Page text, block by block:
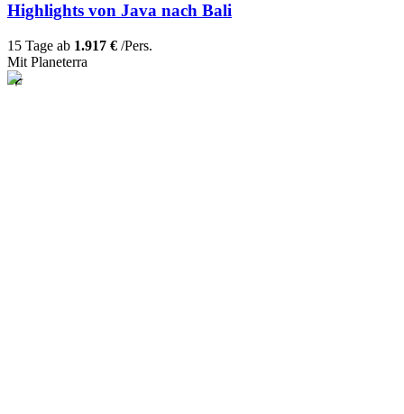
Highlights von Java nach Bali
15 Tage ab 1.917 € /Pers.
Mit Planeterra